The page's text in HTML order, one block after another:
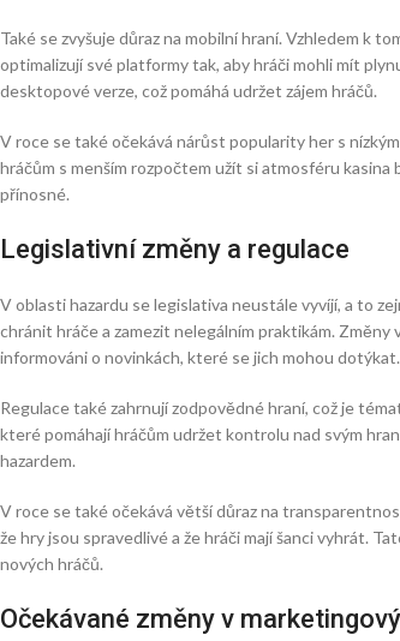
Také se zvyšuje důraz na mobilní hraní. Vzhledem k
optimalizují své platformy tak, aby hráči mohli mít
desktopové verze, což pomáhá udržet zájem hráčů.
V roce se také očekává nárůst popularity her s
hráčům s menším rozpočtem užít si atmosféru kasina
přínosné.
Legislativní změny a regulace
V oblasti hazardu se legislativa neustále vyvíjí, a to
chránit hráče a zamezit nelegálním praktikám.
informováni o novinkách, které se jich mohou dotýkat.
Regulace také zahrnují zodpovědné hraní, což je
které pomáhají hráčům udržet kontrolu nad svým
hazardem.
V roce se také očekává větší důraz na
že hry jsou spravedlivé a že hráči mají šanci vyhrát.
nových hráčů.
Očekávané změny v